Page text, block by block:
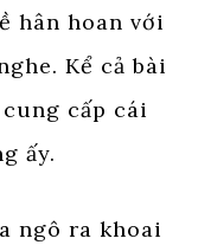
hân hoan với
Kể cả bài
cấp cái
ấy.
ngô ra khoai